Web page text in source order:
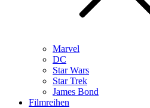
Marvel
DC
Star Wars
Star Trek
James Bond
Filmreihen